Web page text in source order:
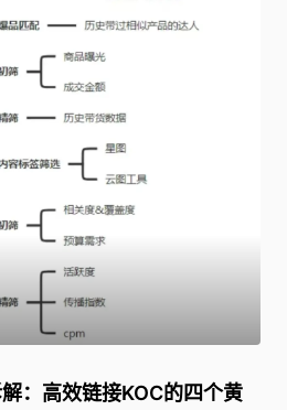
：高效链接KOC的四个黄